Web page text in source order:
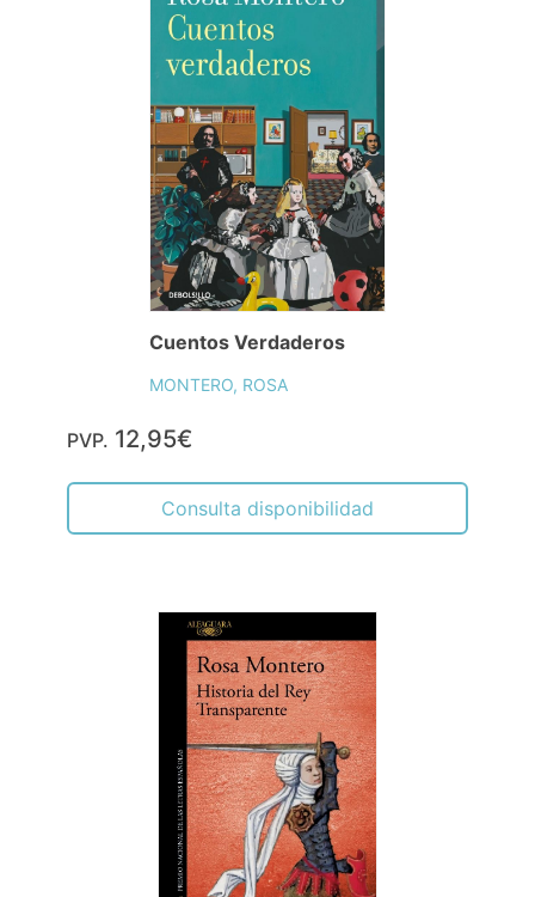
Cuentos Verdaderos
MONTERO, ROSA
PVP. 12,95€
Consulta disponibilidad